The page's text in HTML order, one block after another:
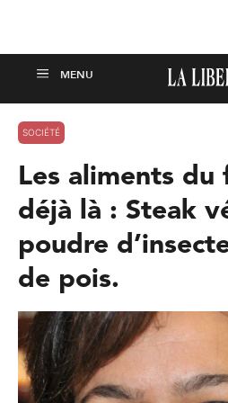
SOCIÉTÉ
Les aliments du
déjà là : Steak
poudre
de pois.